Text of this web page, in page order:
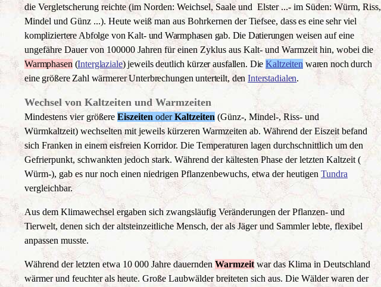
die Vergletscherung reichte (im Norden: Weichsel, Saale und Elster ...- im Süden: Würm, Riss,
Mindel und Günz ...). Heute weiß man aus Bohrkernen der Tiefsee, dass es eine sehr viel
kompliziertere Abfolge von Kalt-und Warmphasen gab. Die Datierungen weisen auf eine
ungefähre Dauer von 100000 Jahren für einen Zyklus aus Kalt- und Warmzeit hin, wobei die
Warmphasen (Interglaziale) jeweils deutlich kürzer ausfallen. DieKaltzeiten waren noch durch
eine größere Zahl wärmerer Unterbrechungen unterteilt, denInterstadialen.
Wechsel von Kaltzeiten und Warmzeiten
Mindestens vier größere Eiszeiten oderKaltzeiten (Günz-, Mindel-, Riss- und
Würmkaltzeit) wechselten mit jeweils kürzeren Warmzeiten ab. Während der Eiszeit befand
sich Franken in einem eisfreien Korridor. Die Temperaturen lagen durchschnittlich um den
Gefrierpunkt, schwankten jedoch stark. Während der kältesten Phase der letzten Kaltzeit (
Würm-), gab es nur noch einen niedrigen Pflanzenbewuchs, etwa der heutigen Tundra
vergleichbar.
Aus dem Klimawechsel ergaben sich zwangsläufig Veränderungen der Pflanzen- und
Tierwelt, denen sich der altsteinzeitliche Mensch, der als Jäger und Sammler lebte, flexibel
anpassen musste.
Während der letzten etwa 10 000 Jahre dauernden Warmzeit war das Klima in Deutschland
wärmer und feuchter als heute. Große Laubwälder breiteten sich aus. Die Wälder waren der